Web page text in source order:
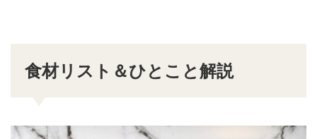
食材リスト＆ひとこと解説